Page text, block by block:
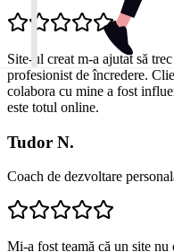
Site-ul creat m-a ajutat să
profesionist de încredere.
colabora cu mine a fost
este totul online.
Tudor N.
Coach de dezvoltare
Mi-a fost teamă că un site nu